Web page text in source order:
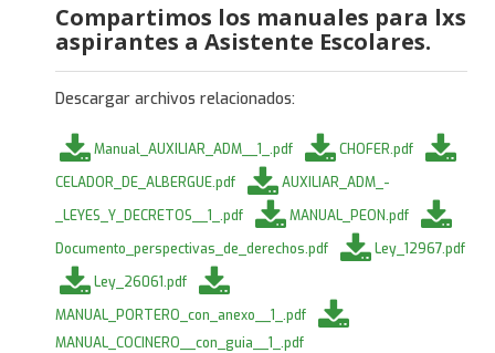
Compartimos los manuales para lxs
aspirantes a Asistente Escolares.
Descargar archivos relacionados:
Manual_AUXILIAR_ADM__1_.pdf
CHOFER.pdf
CELADOR_DE_ALBERGUE.pdf
AUXILIAR_ADM_-
_LEYES_Y_DECRETOS__1_.pdf
MANUAL_PEON.pdf
Documento_perspectivas_de_derechos.pdf
Ley_12967.pdf
Ley_26061.pdf
MANUAL_PORTERO_con_anexo__1_.pdf
MANUAL_COCINERO__con_guia__1_.pdf